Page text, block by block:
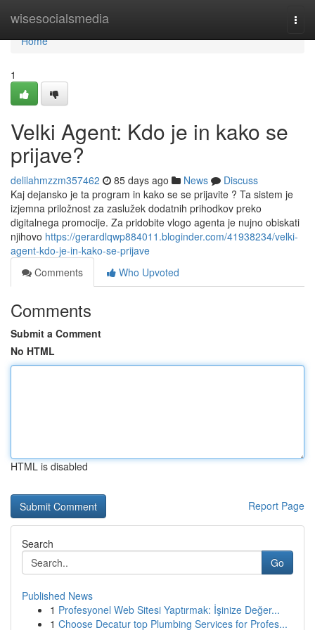
wisesocialsmedia
Home
Home
1
Velki Agent: Kdo je in kako se
prijave?
delilahmzzm357462 85 days ago News
Discuss
Kaj dejansko je ta program in kako se se prijavite ? Ta sistem je
izjemna priložnost za zaslužek dodatnih prihodkov preko
digitalnega promocije. Za pridobite vlogo agenta je nujno obiskati
njihovo https://gerardlqwp884011.bloginder.com/41938234/velki-
agent-kdo-je-in-kako-se-prijave
Comments
Who Upvoted
Comments
Submit a Comment
No HTML
HTML is disabled
Report Page
Search
Go
Published News
1 Profesyonel Web Sitesi Yaptırmak: İşinize Değer...
1 Choose Decatur top Plumbing Services for Profes...